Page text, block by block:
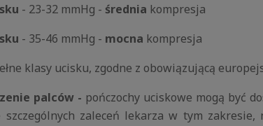
- 23-32 mmHg - średnia kompresja
- 35-46 mmHg - mocna kompresja
klasy ucisku, zgodne z obowiązującą
palców - pończochy uciskowe mogą być
szczególnych zaleceń lekarza w tym